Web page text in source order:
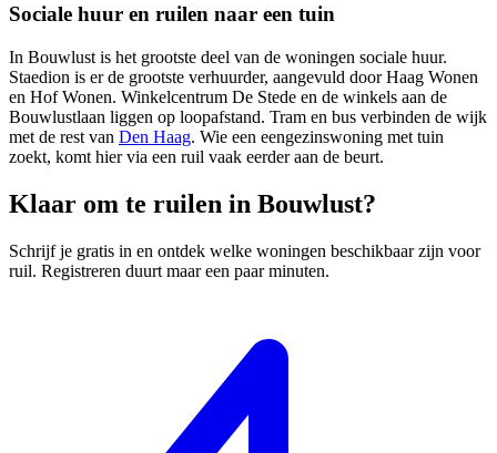
Sociale huur en ruilen naar een tuin
In Bouwlust is het grootste deel van de woningen sociale huur.
Staedion is er de grootste verhuurder, aangevuld door Haag Wonen
en Hof Wonen. Winkelcentrum De Stede en de winkels aan de
Bouwlustlaan liggen op loopafstand. Tram en bus verbinden de wijk
met de rest van Den Haag. Wie een eengezinswoning met tuin
zoekt, komt hier via een ruil vaak eerder aan de beurt.
Klaar om te ruilen in Bouwlust?
Schrijf je gratis in en ontdek welke woningen beschikbaar zijn voor
ruil. Registreren duurt maar een paar minuten.